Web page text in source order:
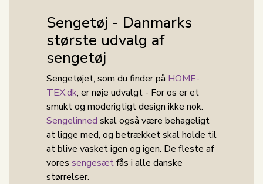
Sengetøj - Danmarks
største udvalg af
sengetøj
Sengetøjet, som du finder på HOME-
TEX.dk, er nøje udvalgt - For os er et
smukt og moderigtigt design ikke nok.
Sengelinned skal også være behageligt
at ligge med, og betrækket skal holde til
at blive vasket igen og igen. De fleste af
vores sengesætfås i alle danske
størrelser.